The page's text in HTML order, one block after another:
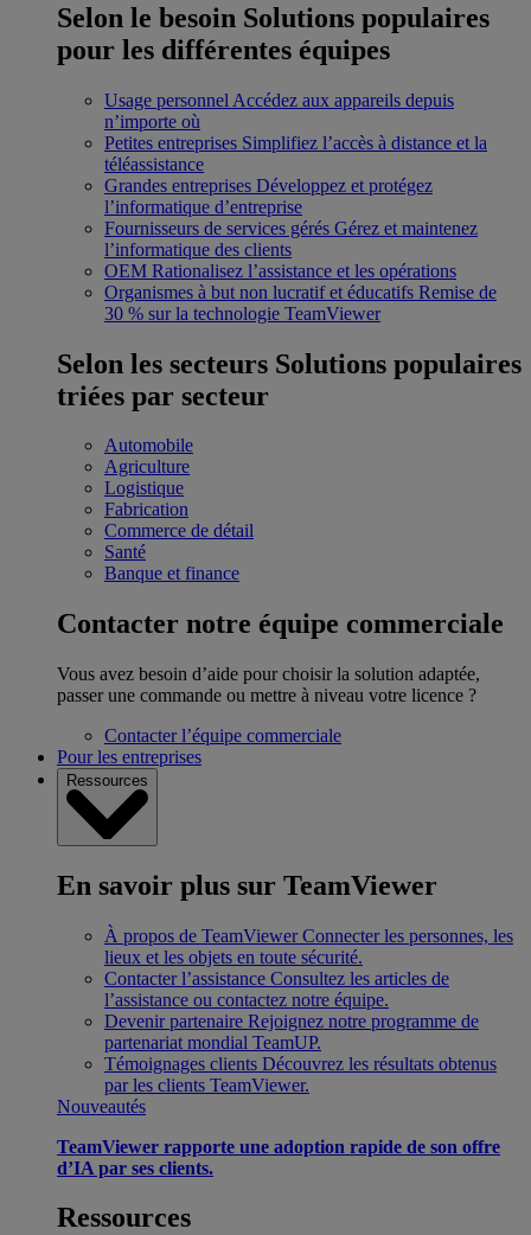
Selon le besoin Solutions populaires
pour les différentes équipes
Usage personnel Accédez aux appareils depuis
n’importe où
Petites entreprises Simplifiez l’accès à distance et la
téléassistance
Grandes entreprises Développez et protégez
l’informatique d’entreprise
Fournisseurs de services gérés Gérez et maintenez
l’informatique des clients
OEM Rationalisez l’assistance et les opérations
Organismes à but non lucratif et éducatifs Remise de
30 % sur la technologie TeamViewer
Selon les secteurs Solutions populaires
triées par secteur
Automobile
Agriculture
Logistique
Fabrication
Commerce de détail
Santé
Banque et finance
Contacter notre équipe commerciale
Vous avez besoin d’aide pour choisir la solution adaptée,
passer une commande ou mettre à niveau votre licence ?
Contacter l’équipe commerciale
Pour les entreprises
Ressources
En savoir plus sur TeamViewer
À propos de TeamViewer Connecter les personnes, les
lieux et les objets en toute sécurité.
Contacter l’assistance Consultez les articles de
l’assistance ou contactez notre équipe.
Devenir partenaire Rejoignez notre programme de
partenariat mondial TeamUP.
Témoignages clients Découvrez les résultats obtenus
par les clients TeamViewer.
Nouveautés
TeamViewer rapporte une adoption rapide de son offre
d’IA par ses clients.
Ressources